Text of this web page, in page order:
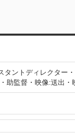
タントディレクター
助監督・映像:送出